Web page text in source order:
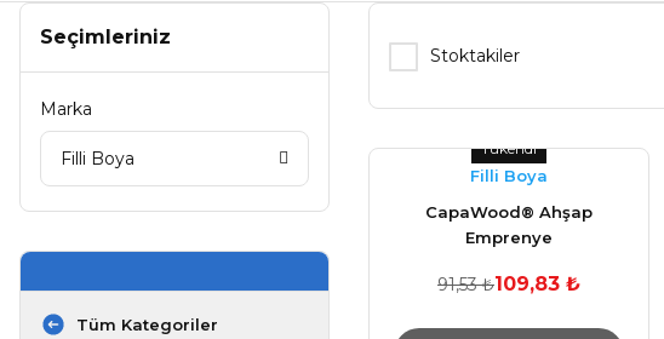
Seçimleriniz
Marka
Filli Boya
Tüm Kategoriler
Stoktakiler
Tükendi
Filli Boya
CapaWood® Ahşap
Emprenye
Lt
91,53 ₺109,83 ₺